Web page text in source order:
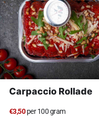
Carpaccio Rollade
€3,50per 100 gram